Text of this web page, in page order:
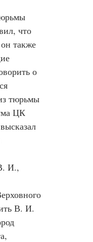
что
также
о
тюрьмы
ЦК
И.,
В. И.